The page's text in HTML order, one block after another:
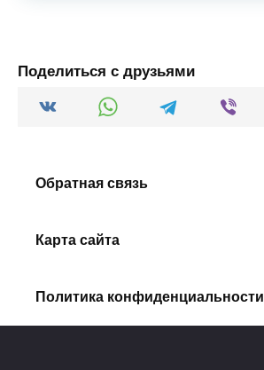
Поделиться с друзьями
Обратная связь
Карта сайта
Политика конфиденциальности